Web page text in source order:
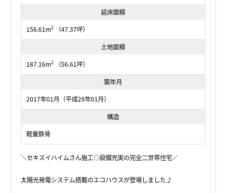
延床面積
156.61m2
（47.37坪）
土地面積
187.16m2
（56.61坪）
築年月
2017年01月（平成29年01月）
構造
軽量鉄骨
＼セキスイハイムさん施工◇設備充実の完全二世帯住宅／
太陽光発電システム搭載のエコハウスが登場しました♪